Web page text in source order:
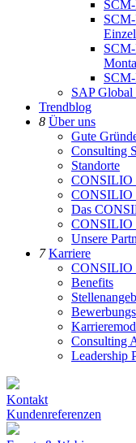
SAP Global
Trendblog
8 Über uns
Gute
Consulting
Standorte
CONSILIO
CONSILIO
Das
CONSILIO
Unsere
7Karriere
CONSILIO
Benefits
Consulting
Leadership
Kontakt
Kundenreferenzen